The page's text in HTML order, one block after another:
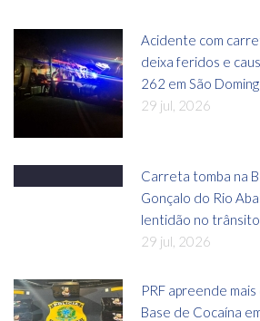
Acidente com
deixa feridos e
262 em São
29 jul, 2026
Carreta tomba na
Gonçalo do Rio
lentidão no trânsito
29 jul, 2026
PRF apreende
Base de Cocaína